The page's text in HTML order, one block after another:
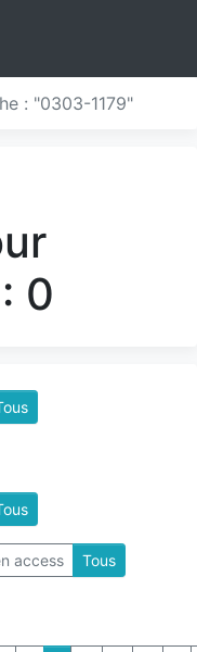
: "0303-1179"
0
access Tous